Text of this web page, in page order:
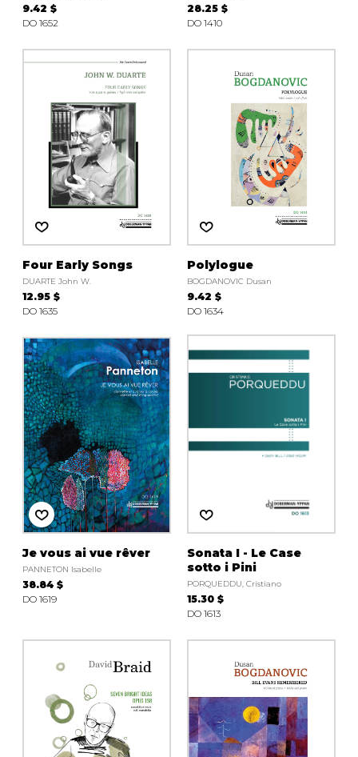
9.42 $
DO 1652
28.25 $
DO 1410
Four Early Songs
DUARTE John W.
12.95 $
DO 1635
Polylogue
BOGDANOVIC Dusan
9.42 $
DO 1634
Je vous ai vue rêver
PANNETON Isabelle
38.84 $
DO 1619
Sonata I - Le Case
sotto i Pini
PORQUEDDU, Cristiano
15.30 $
DO 1613